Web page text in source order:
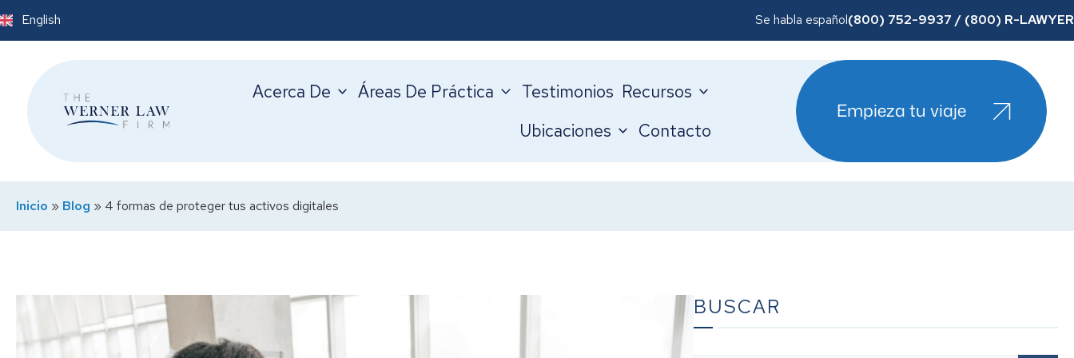
English Se habla español(800) 752-9937 / (800) R-LAWYER
Acerca De Áreas De Práctica Testimonios Recursos
Ubicaciones
Contacto
Empieza tu viaje
Inicio » Blog » 4 formas de proteger tus activos digitales
BUSCAR